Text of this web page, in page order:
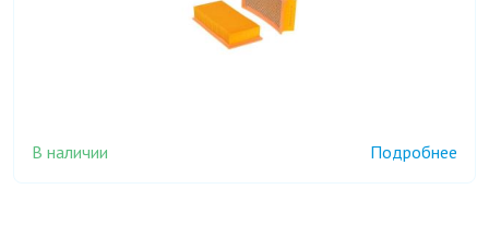
В наличии Подробнее